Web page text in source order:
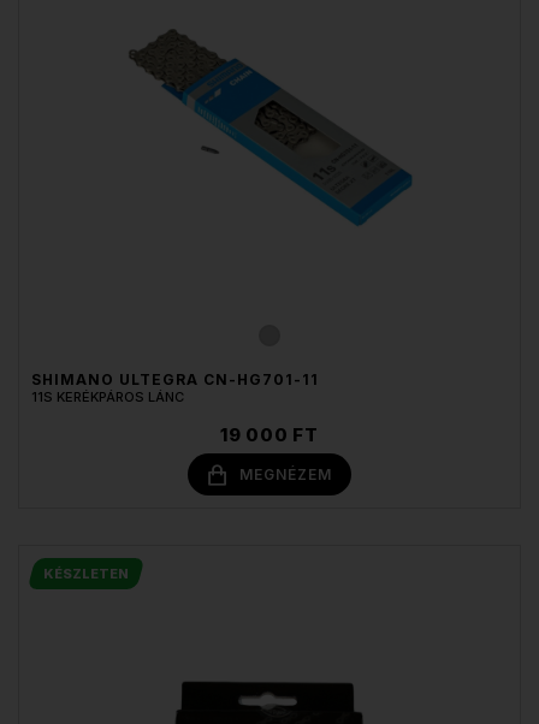
SHIMANO ULTEGRA CN-HG701-11
11S KERÉKPÁROS LÁNC
19 000 FT
MEGNÉZEM
KÉSZLETEN